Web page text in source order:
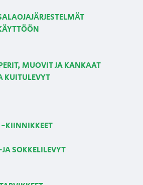
MUOVIT JA KANKAAT
KUITULEVYT
-KIINNIKKEET
SOKKELILEVYT